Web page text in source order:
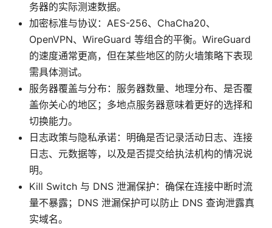
务器的实际测速数据。
加密标准与协议：AES-256、ChaCha20、
OpenVPN、WireGuard 等组合的平衡。WireGuard
的速度通常更高，但在某些地区的防火墙策略下表现
需具体测试。
服务器覆盖与分布：服务器数量、地理分布、是否覆
盖你关心的地区；多地点服务器意味着更好的选择和
切换能力。
日志政策与隐私承诺：明确是否记录活动日志、连接
日志、元数据等，以及是否提交给执法机构的情况说
明。
Kill Switch 与 DNS 泄漏保护：确保在连接中断时流
量不暴露；DNS 泄漏保护可以防止 DNS 查询泄露真
实域名。